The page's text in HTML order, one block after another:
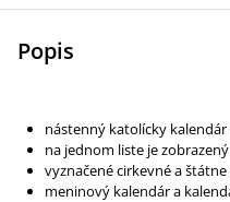
Popis
nástenný katolícky kalendár
na jednom liste je
vyznačené cirkevné a
meninový kalendár a